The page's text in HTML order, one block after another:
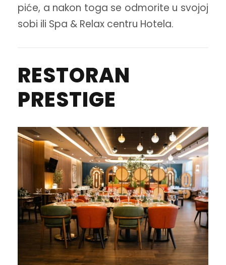
piće, a nakon toga se odmorite u svojoj
sobi ili Spa & Relax centru Hotela.
RESTORAN
PRESTIGE